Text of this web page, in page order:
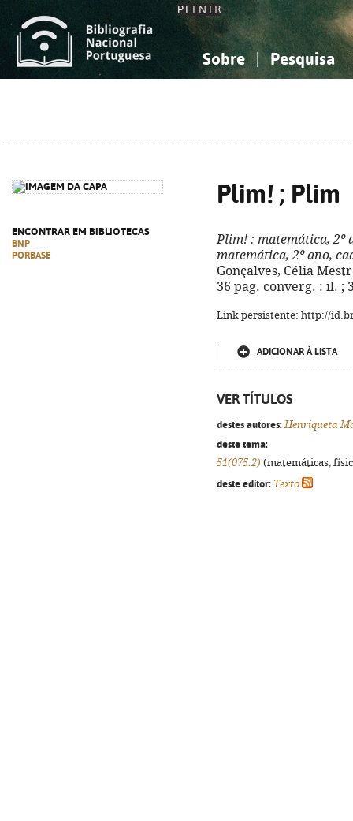
PT EN FR
Sobre Pesquisa
ENCONTRAR EM BIBLIOTECAS
BNP
PORBASE
Plim! ; Plim
Plim! : matemática, 2º
matemática, 2º ano,
Gonçalves, Célia
36 pag. converg. : il. ;
Link persistente: http://
ADICIONAR À LISTA
VER TÍTULOS
destes autores: Henriqueta
deste tema:
51(075.2) (matemáticas,
deste editor: Texto